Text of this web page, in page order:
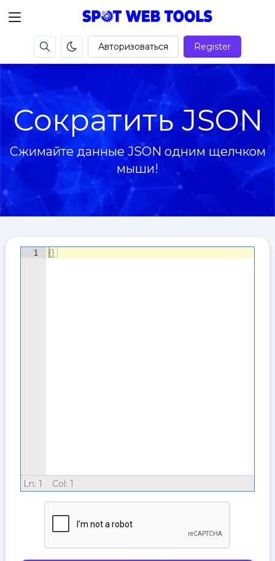
Авторизоваться Register
Сократить JSON
Сжимайте данные JSON одним щелчком
мыши!
1 {}
Ln: 1 Col: 1